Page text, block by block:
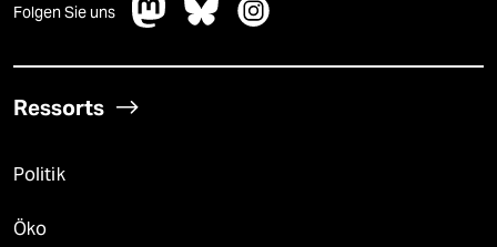
Folgen Sie uns
Ressorts
Politik
Öko